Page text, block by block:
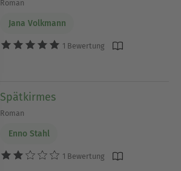
Roman
Jana Volkmann
1 Bewertung
Spätkirmes
Roman
Enno Stahl
1 Bewertung